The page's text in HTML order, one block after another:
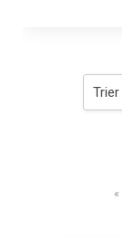
«